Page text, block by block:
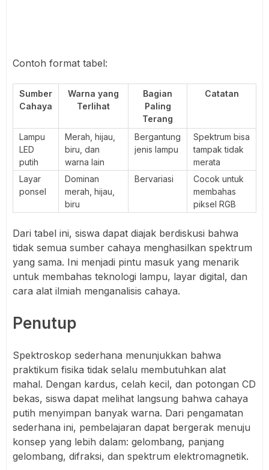
Contoh format tabel:
Sumber
Cahaya
Warna yang
Terlihat
Bagian
Paling
Terang
Catatan
Lampu
LED
putih
Merah, hijau,
biru, dan
warna lain
Bergantung
jenis lampu
Spektrum bisa
tampak tidak
merata
Layar
ponsel
Dominan
merah, hijau,
biru
Bervariasi
Cocok untuk
membahas
piksel RGB
Dari tabel ini, siswa dapat diajak berdiskusi bahwa
tidak semua sumber cahaya menghasilkan spektrum
yang sama. Ini menjadi pintu masuk yang menarik
untuk membahas teknologi lampu, layar digital, dan
cara alat ilmiah menganalisis cahaya.
Penutup
Spektroskop sederhana menunjukkan bahwa
praktikum fisika tidak selalu membutuhkan alat
mahal. Dengan kardus, celah kecil, dan potongan CD
bekas, siswa dapat melihat langsung bahwa cahaya
putih menyimpan banyak warna. Dari pengamatan
sederhana ini, pembelajaran dapat bergerak menuju
konsep yang lebih dalam: gelombang, panjang
gelombang, difraksi, dan spektrum elektromagnetik.